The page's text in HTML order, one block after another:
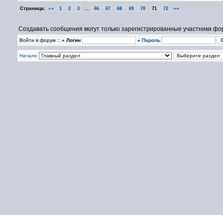
Страница: «« 1 2 3 66 67 68 69 70 71 72 »»
Создавать сообщения могут только зарегистрированные участники
Войти в форум :: » Логин » Пароль
Начало